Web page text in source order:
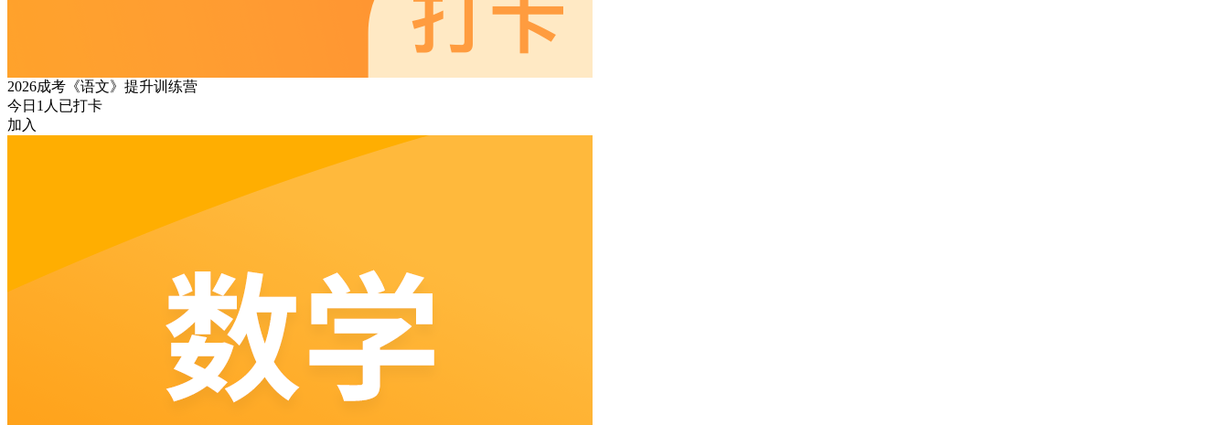
2026成考《语文》提升训练营
今日 1 人已打卡
加入